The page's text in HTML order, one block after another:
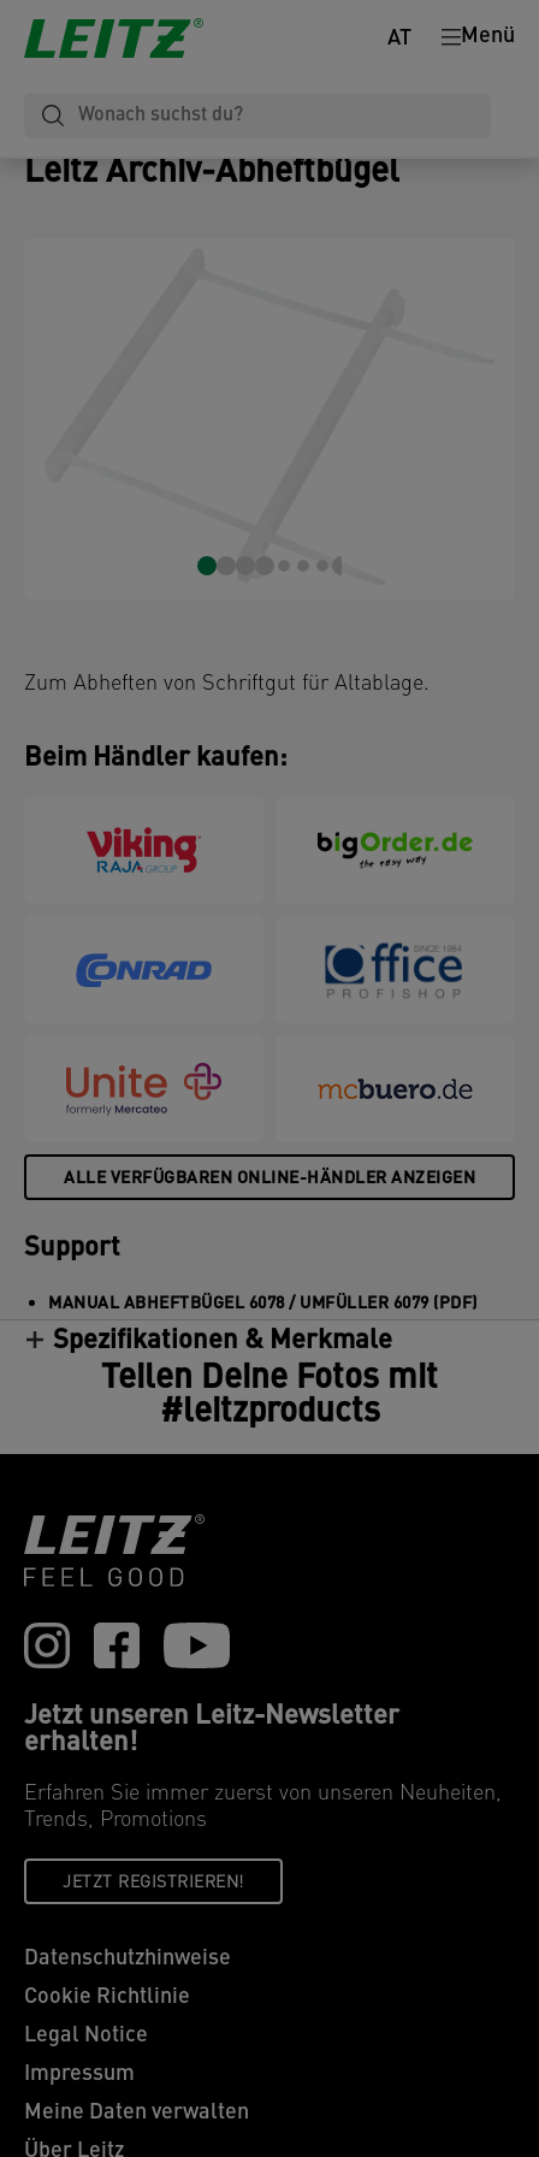
Menü
AT
Leitz Archiv-Abheftbügel
Zum Abheften von Schriftgut für Altablage.
Beim Händler kaufen:
ALLE VERFÜGBAREN ONLINE-HÄNDLER ANZEIGEN
Support
MANUAL ABHEFTBÜGEL 6078 / UMFÜLLER 6079 (PDF)
Spezifikationen & Merkmale
Teilen Deine Fotos mit
#leitzproducts
Jetzt unseren Leitz-Newsletter
erhalten!
Erfahren Sie immer zuerst von unseren Neuheiten,
Trends, Promotions
JETZT REGISTRIEREN!
Datenschutzhinweise
Cookie Richtlinie
Legal Notice
Impressum
Meine Daten verwalten
Über Leitz